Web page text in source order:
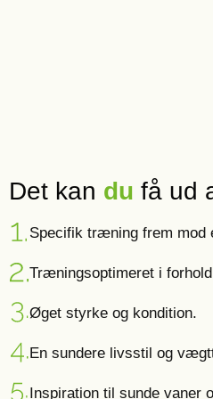
Det kan du få ud
Specifik træning frem mod
Træningsoptimeret i
Øget styrke og kondition.
En sundere livsstil og
Inspiration til sunde vaner